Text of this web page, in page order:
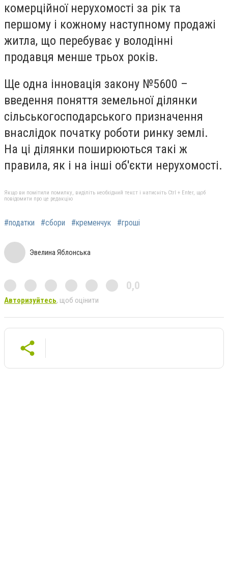
комерційної нерухомості за рік та
першому і кожному наступному продажі
житла, що перебуває у володінні
продавця менше трьох років.
Ще одна інновація закону №5600 –
введення поняття земельної ділянки
сільськогосподарського призначення
внаслідок початку роботи ринку землі.
На ці ділянки поширюються такі ж
правила, як і на інші об'єкти нерухомості.
Якщо ви помітили помилку, виділіть необхідний текст і натисніть Ctrl + Enter, щоб
повідомити про це редакцію
#податки #сбори #кременчук #гроші
Эвелина Яблонська
0,0
Авторизуйтесь, щоб оцінити